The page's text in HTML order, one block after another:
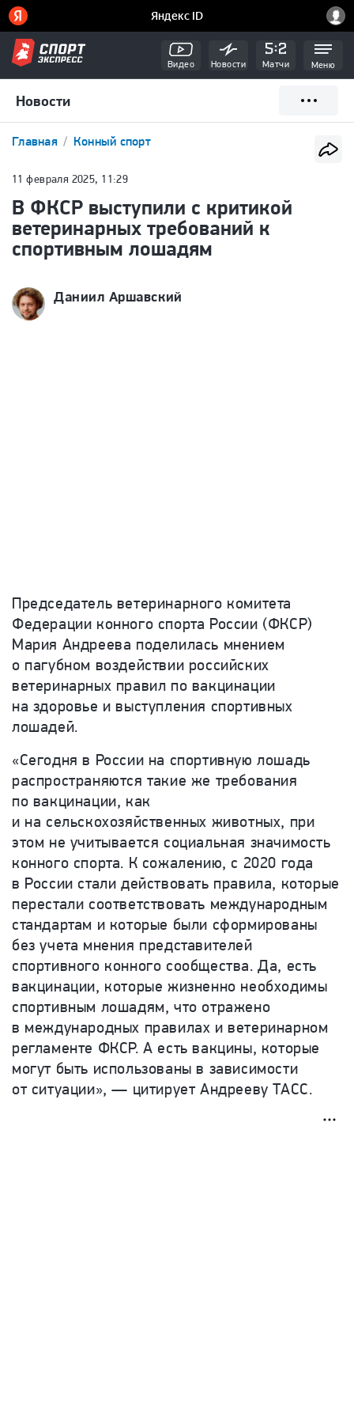
Видео Новости Матчи Меню
Новости
Главная Конный спорт
11 февраля 2025, 11:29
В ФКСР выступили с критикой
ветеринарных требований к
спортивным лошадям
Даниил Аршавский
Председатель ветеринарного комитета
Федерации конного спорта России (ФКСР)
Мария Андреева поделилась мнением
о пагубном воздействии российских
ветеринарных правил по вакцинации
на здоровье и выступления спортивных
лошадей.
«Сегодня в России на спортивную лошадь
распространяются такие же требования
по вакцинации, как
и на сельскохозяйственных животных, при
этом не учитывается социальная значимость
конного спорта. К сожалению, с 2020 года
в России стали действовать правила, которые
перестали соответствовать международным
стандартам и которые были сформированы
без учета мнения представителей
спортивного конного сообщества. Да, есть
вакцинации, которые жизненно необходимы
спортивным лошадям, что отражено
в международных правилах и ветеринарном
регламенте ФКСР. А есть вакцины, которые
могут быть использованы в зависимости
от ситуации», — цитирует Андрееву ТАСС.